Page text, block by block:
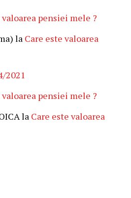
valoarea pensiei mele ?
la Care este valoarea
2021
valoarea pensiei mele ?
la Care este valoarea